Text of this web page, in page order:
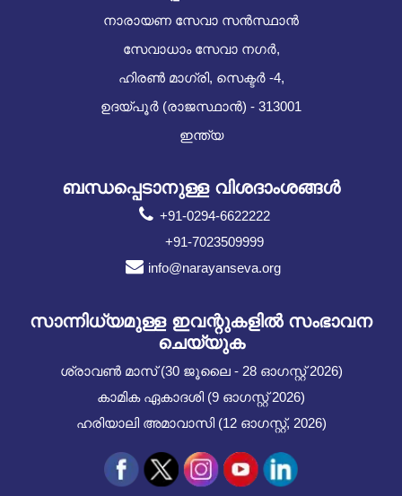
നാരായണ സേവാ സൻസ്ഥാൻ
സേവാധാം സേവാ നഗർ,
ഹിരൺ മാഗ്രി, സെക്ടർ -4,
ഉദയ്പൂർ (രാജസ്ഥാൻ) - 313001
ഇന്ത്യ
ബന്ധപ്പെടാനുള്ള വിശദാംശങ്ങൾ
+91-0294-6622222
+91-7023509999
info@narayanseva.org
സാന്നിധ്യമുള്ള ഇവന്റുകളില്‍ സംഭാവന
ചെയ്യുക
ശ്രാവൺ മാസ് (30 ജൂലൈ - 28 ഓഗസ്റ്റ് 2026)
കാമിക ഏകാദശി (9 ഓഗസ്റ്റ് 2026)
ഹരിയാലി അമാവാസി (12 ഓഗസ്റ്റ്, 2026)